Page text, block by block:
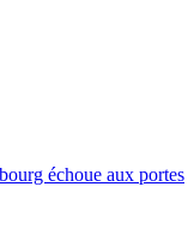
échoue aux portes